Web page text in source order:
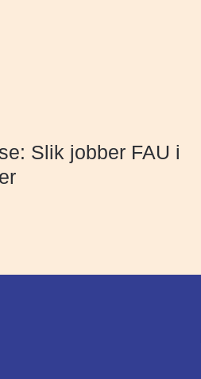
Slik jobber FAU i